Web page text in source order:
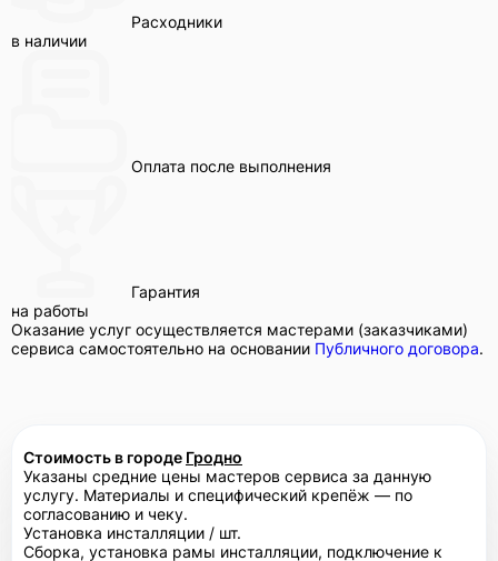
Расходники
в наличии
Оплата после выполнения
Гарантия
на работы
Оказание услуг осуществляется мастерами (заказчиками)
сервиса самостоятельно на основании Публичного договора.
Стоимость в городе Гродно
Указаны средние цены мастеров сервиса за данную
услугу. Материалы и специфический крепёж — по
согласованию и чеку.
Установка инсталляции / шт.
Сборка, установка рамы инсталляции, подключение к